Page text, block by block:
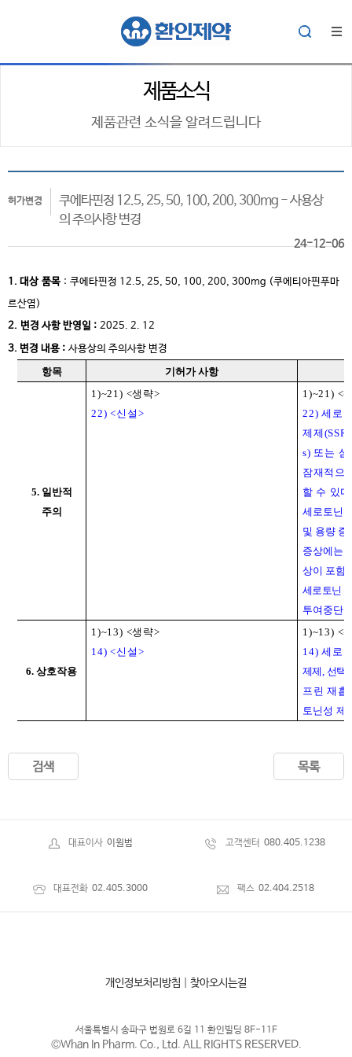
제품소식
제품관련 소식을 알려드립니다
허가변경
쿠에타핀정 12.5, 25, 50, 100, 200, 300mg - 사용상
의 주의사항 변경
24-12-06
1. 대상 품목 : 쿠에타핀정 12.5, 25, 50, 100, 200, 300mg (쿠에티아핀푸마
르산염)
2. 변경 사항 반영일 : 2025. 2. 12
3. 변경 내용 : 사용상의 주의사항 변경
항목
기허가 사항
5. 일반적
주의
1)~21) <생략>
22) <신설 >
1)~21) <
22)세로
제제
s) 또는
잠재적으
할 수 있다
세로토닌
및 용량 증
증상에는
상이 포함
세로토닌
투여중단
6. 상호작용
1)~13) <생략>
14) <신설 >
1)~13) <
14)세로
제제, 선택
프린 재흡
토닌성 제
검색 목록
대표이사 이원범 고객센터 080.405.1238
대표전화 02.405.3000 팩스 02.404.2518
개인정보처리방침 찾아오시는길
서울특별시 송파구 법원로 6길 11 환인빌딩 8F-11F
©Whan In Pharm. Co., Ltd. ALL RIGHTS RESERVED.